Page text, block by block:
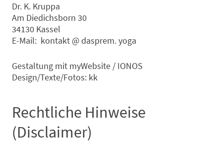
Dr. K. Kruppa
Am Diedichsborn 30
34130 Kassel
E-Mail: kontakt @ dasprem. yoga
Gestaltung mit myWebsite / IONOS
Design/Texte/Fotos: kk
Rechtliche Hinweise
(Disclaimer)